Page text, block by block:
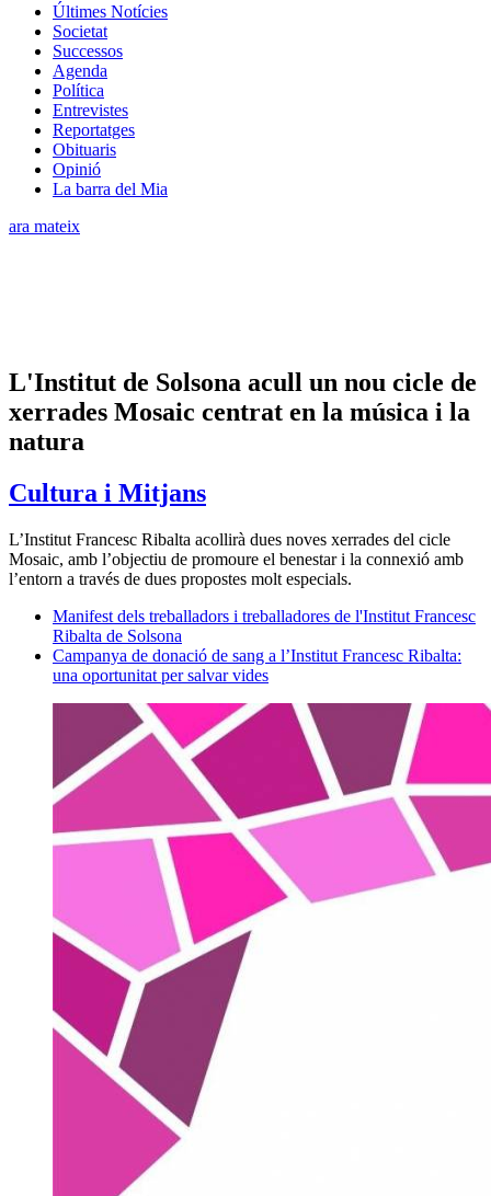
Últimes Notícies
Societat
Successos
Agenda
Política
Entrevistes
Reportatges
Obituaris
Opinió
La barra del Mia
ara mateix
L'Institut de Solsona acull un nou cicle de
xerrades Mosaic centrat en la música i la
natura
Cultura i Mitjans
L’Institut Francesc Ribalta acollirà dues noves xerrades del cicle
Mosaic, amb l’objectiu de promoure el benestar i la connexió amb
l’entorn a través de dues propostes molt especials.
Manifest dels treballadors i treballadores de l'Institut Francesc
Ribalta de Solsona
Campanya de donació de sang a l’Institut Francesc Ribalta:
una oportunitat per salvar vides